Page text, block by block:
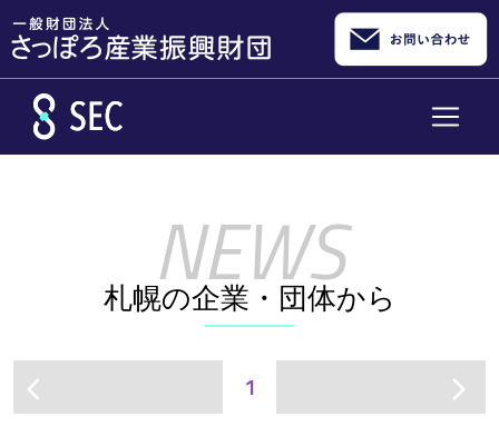
札幌の企業・団体から
arrow_back_ios 1 arrow_forward_ios